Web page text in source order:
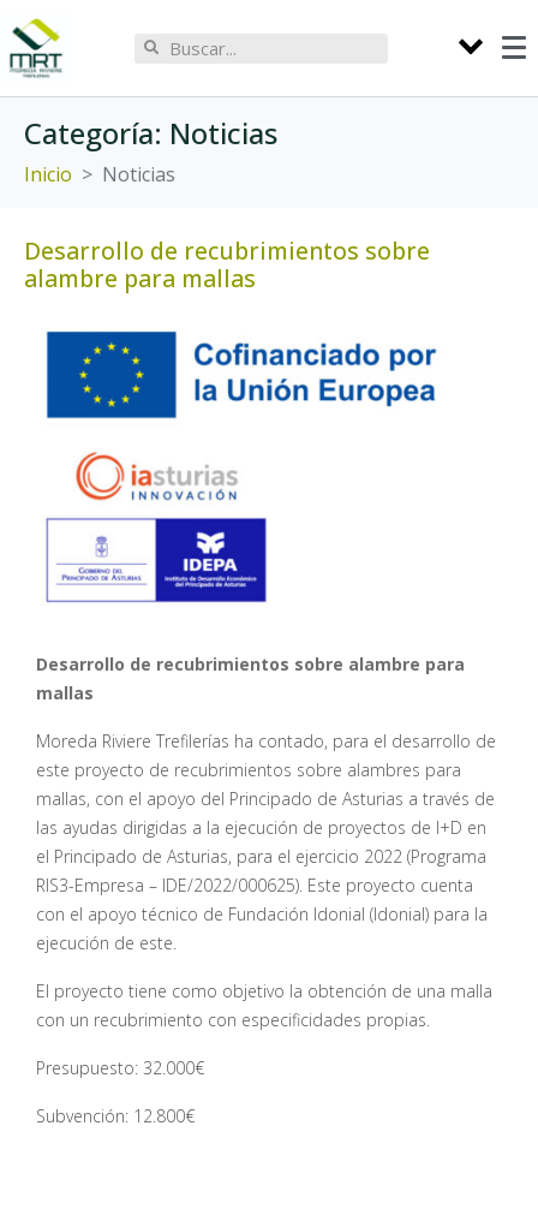
Categoría: Noticias
Inicio Noticias
Desarrollo de recubrimientos sobre
alambre para mallas
Desarrollo de recubrimientos sobre alambre para
mallas
Moreda Riviere Trefilerías ha contado, para el desarrollo de
este proyecto de recubrimientos sobre alambres para
mallas, con el apoyo del Principado de Asturias a través de
las ayudas dirigidas a la ejecución de proyectos de I+D en
el Principado de Asturias, para el ejercicio 2022 (Programa
RIS3-Empresa – IDE/2022/000625). Este proyecto cuenta
con el apoyo técnico de Fundación Idonial (Idonial) para la
ejecución de este.
El proyecto tiene como objetivo la obtención de una malla
con un recubrimiento con especificidades propias.
Presupuesto: 32.000€
Subvención: 12.800€